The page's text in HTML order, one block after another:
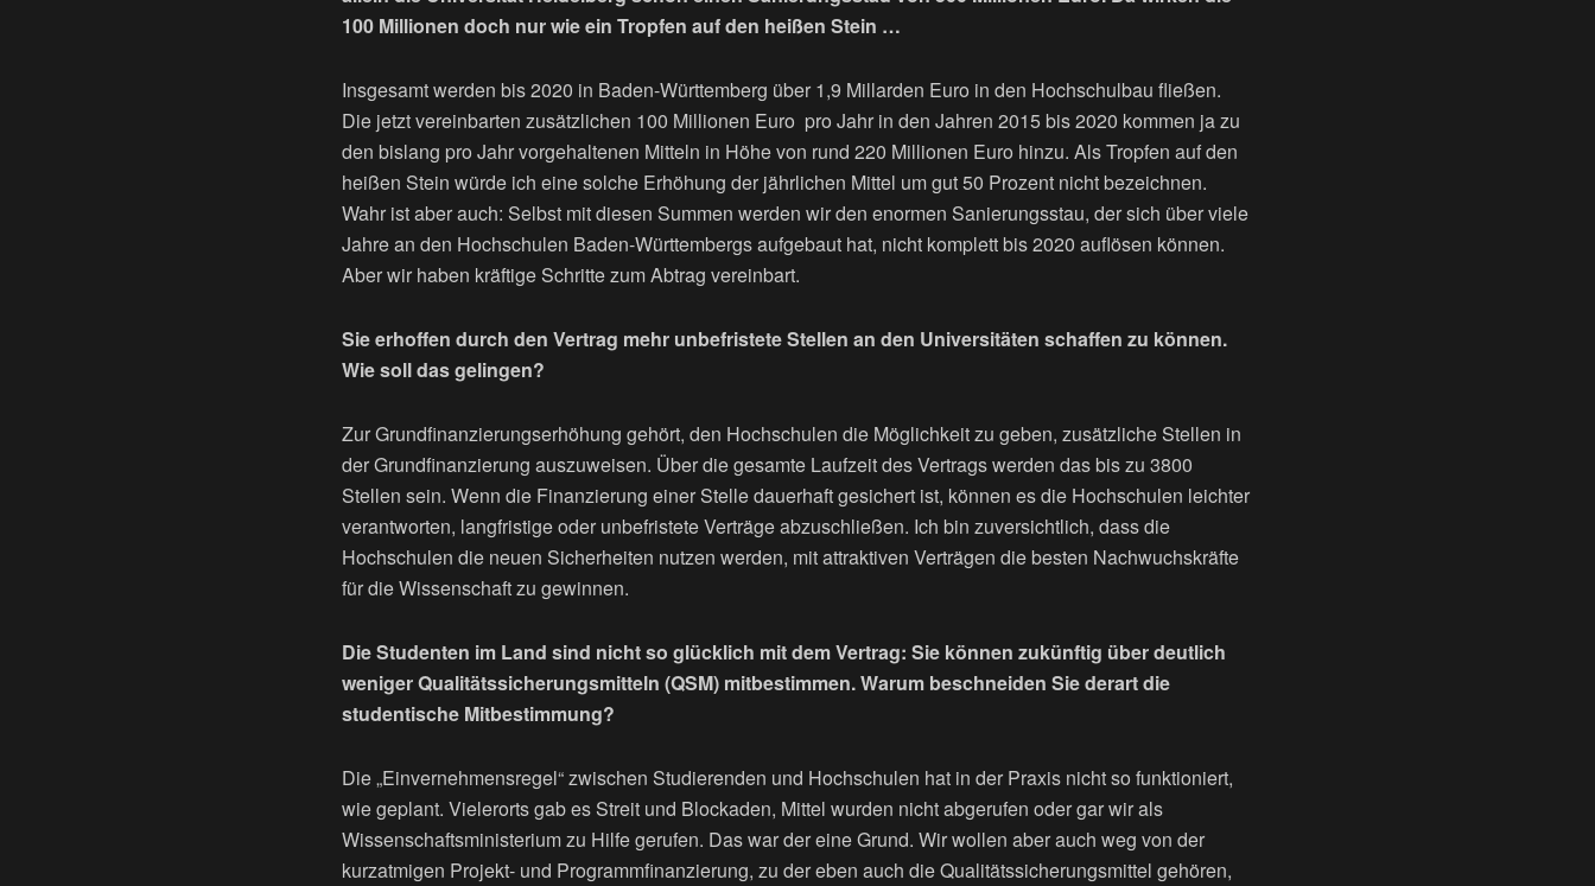
100 Millionen doch nur wie ein Tropfen auf den heißen Stein …
Insgesamt werden bis 2020 in Baden-Württemberg über 1,9 Millarden Euro in den Hochschulbau fließen.
Die jetzt vereinbarten zusätzlichen 100 Millionen Euro pro Jahr in den Jahren 2015 bis 2020 kommen ja zu
den bislang pro Jahr vorgehaltenen Mitteln in Höhe von rund 220 Millionen Euro hinzu. Als Tropfen auf den
heißen Stein würde ich eine solche Erhöhung der jährlichen Mittel um gut 50 Prozent nicht bezeichnen.
Wahr ist aber auch: Selbst mit diesen Summen werden wir den enormen Sanierungsstau, der sich über viele
Jahre an den Hochschulen Baden-Württembergs aufgebaut hat, nicht komplett bis 2020 auflösen können.
Aber wir haben kräftige Schritte zum Abtrag vereinbart.
Sie erhoffen durch den Vertrag mehr unbefristete Stellen an den Universitäten schaffen zu können.
Wie soll das gelingen?
Zur Grundfinanzierungserhöhung gehört, den Hochschulen die Möglichkeit zu geben, zusätzliche Stellen in
der Grundfinanzierung auszuweisen. Über die gesamte Laufzeit des Vertrags werden das bis zu 3800
Stellen sein. Wenn die Finanzierung einer Stelle dauerhaft gesichert ist, können es die Hochschulen leichter
verantworten, langfristige oder unbefristete Verträge abzuschließen. Ich bin zuversichtlich, dass die
Hochschulen die neuen Sicherheiten nutzen werden, mit attraktiven Verträgen die besten Nachwuchskräfte
für die Wissenschaft zu gewinnen.
Die Studenten im Land sind nicht so glücklich mit dem Vertrag: Sie können zukünftig über deutlich
weniger Qualitätssicherungsmitteln (QSM) mitbestimmen. Warum beschneiden Sie derart die
studentische Mitbestimmung?
Die „Einvernehmensregel“ zwischen Studierenden und Hochschulen hat in der Praxis nicht so funktioniert,
wie geplant. Vielerorts gab es Streit und Blockaden, Mittel wurden nicht abgerufen oder gar wir als
Wissenschaftsministerium zu Hilfe gerufen. Das war der eine Grund. Wir wollen aber auch weg von der
kurzatmigen Projekt- und Programmfinanzierung, zu der eben auch die Qualitätssicherungsmittel gehören,